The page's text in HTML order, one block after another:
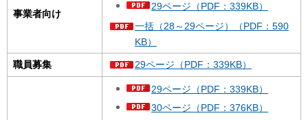
事業者向け
29ページ（PDF：339KB）
一括（28～29ページ）（PDF：590
KB）
職員募集 29ページ（PDF：339KB）
29ページ（PDF：339KB）
30ページ（PDF：376KB）